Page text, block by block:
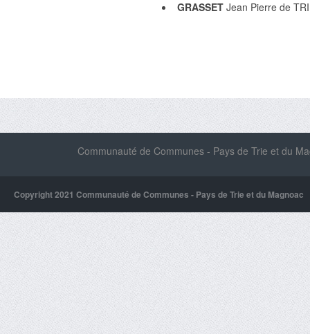
GRASSET Jean Pierre de
Communauté de Communes - Pays de Trie et du
Copyright 2021 Communauté de Communes - Pays de Trie et du Magnoac